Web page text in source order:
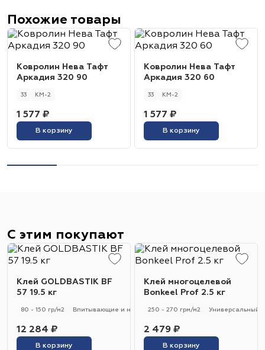
Похожие товары
Ковролин Нева Тафт
Аркадия 320 90
33 КМ-2
1 577 ₽
В корзину
Ковролин Нева Тафт
Аркадия 320 60
33 КМ-2
1 577 ₽
В корзину
С этим покупают
Клей GOLDBASTIK BF
57 19.5 кг
80 - 150 гр/м2 Впитывающие и не впитывающие Универсальный
12 284 ₽
В корзину
Клей многоцелевой
Bonkeel Prof 2.5 кг
250 - 270 грм/м2 Универсальный
2 479 ₽
В корзину